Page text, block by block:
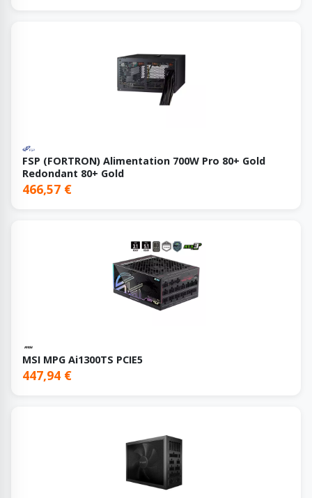
FSP (FORTRON) Alimentation 700W Pro 80+ Gold
Redondant 80+ Gold
466,57 €
MSI MPG Ai1300TS PCIE5
447,94 €